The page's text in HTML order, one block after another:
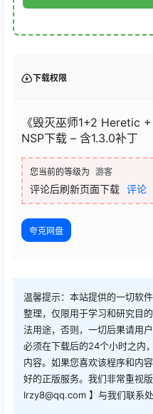
下载权限
《毁灭巫师1+2 Heretic
NSP下载 – 含1.3.0补丁
您当前的等级为 游客
评论后刷新页面下载 评论
夸克网盘
温馨提示：本站提供的一切软
整理，仅限用于学习和研究目
法用途，否则，一切后果请用
必须在下载后的24个小时之内
内容。如果您喜欢该程序和内
好的正版服务。我们非常重视
lrzy8@qq.com 】与我们联系处